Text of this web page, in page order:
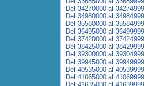
Del 34270000 al 34274999
Del 34980000 al 34984999
Del 35580000 al 35584999
Del 36495000 al 36499999
Del 37420000 al 37424999
Del 38425000 al 38429999
Del 39300000 al 39304999
Del 39945000 al 39949999
Del 40535000 al 40539999
Del 41065000 al 41069999